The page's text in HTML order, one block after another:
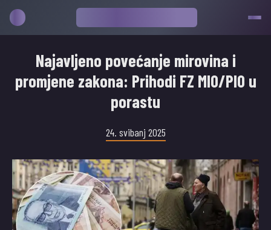
Najavljeno povećanje mirovina i
promjene zakona: Prihodi FZ MIO/PIO u
porastu
24. svibanj 2025